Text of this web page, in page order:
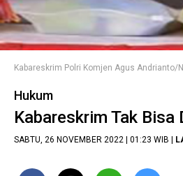
Kabareskrim Polri Komjen Agus Andrianto/
Hukum
Kabareskrim Tak
SABTU, 26 NOVEMBER 2022 | 01:23 WIB |